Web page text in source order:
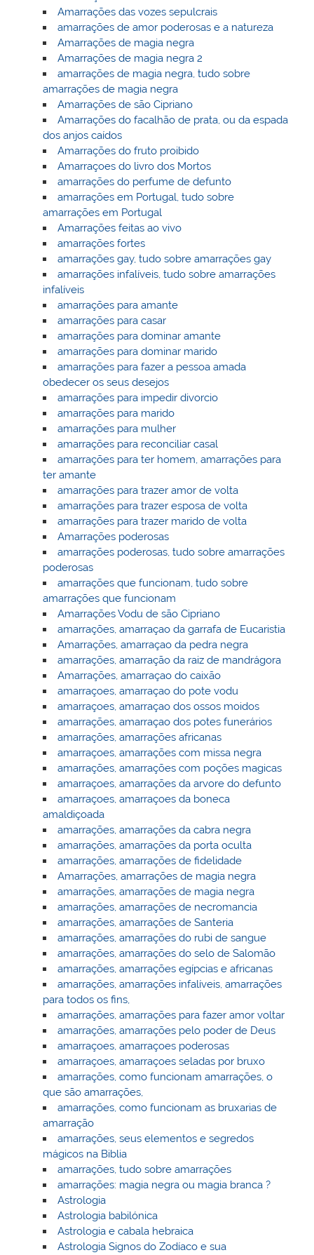
Amarrações das vozes sepulcrais
amarrações de amor poderosas e a natureza
Amarrações de magia negra
Amarrações de magia negra 2
amarrações de magia negra, tudo sobre
amarrações de magia negra
Amarrações de são Cipriano
Amarrações do facalhão de prata, ou da espada
dos anjos caídos
Amarrações do fruto proibido
Amarraçoes do livro dos Mortos
amarrações do perfume de defunto
amarrações em Portugal, tudo sobre
amarrações em Portugal
Amarrações feitas ao vivo
amarrações fortes
amarrações gay, tudo sobre amarrações gay
amarrações infalíveis, tudo sobre amarrações
infalíveis
amarrações para amante
amarrações para casar
amarrações para dominar amante
amarrações para dominar marido
amarrações para fazer a pessoa amada
obedecer os seus desejos
amarrações para impedir divorcio
amarrações para marido
amarrações para mulher
amarrações para reconciliar casal
amarrações para ter homem, amarrações para
ter amante
amarrações para trazer amor de volta
amarrações para trazer esposa de volta
amarrações para trazer marido de volta
Amarrações poderosas
amarrações poderosas, tudo sobre amarrações
poderosas
amarrações que funcionam, tudo sobre
amarrações que funcionam
Amarrações Vodu de são Cipriano
amarrações, amarraçao da garrafa de Eucaristia
Amarrações, amarraçao da pedra negra
amarrações, amarração da raiz de mandrágora
Amarrações, amarraçao do caixão
amarraçoes, amarraçao do pote vodu
amarraçoes, amarraçao dos ossos moidos
amarrações, amarraçao dos potes funerários
amarrações, amarrações africanas
amarraçoes, amarrações com missa negra
amarrações, amarrações com poções magicas
amarraçoes, amarrações da arvore do defunto
amarraçoes, amarraçoes da boneca
amaldiçoada
amarrações, amarrações da cabra negra
amarrações, amarrações da porta oculta
amarrações, amarrações de fidelidade
Amarrações, amarrações de magia negra
amarrações, amarrações de magia negra
amarrações, amarrações de necromancia
amarrações, amarrações de Santeria
amarrações, amarrações do rubi de sangue
amarrações, amarrações do selo de Salomão
amarrações, amarrações egípcias e africanas
amarrações, amarrações infalíveis, amarrações
para todos os fins,
amarrações, amarrações para fazer amor voltar
amarrações, amarrações pelo poder de Deus
amarraçoes, amarraçoes poderosas
amarraçoes, amarraçoes seladas por bruxo
amarrações, como funcionam amarrações, o
que são amarrações,
amarrações, como funcionam as bruxarias de
amarração
amarrações, seus elementos e segredos
mágicos na Biblia
amarrações, tudo sobre amarrações
amarrações: magia negra ou magia branca ?
Astrologia
Astrologia babilónica
Astrologia e cabala hebraica
Astrologia Signos do Zodíaco e sua